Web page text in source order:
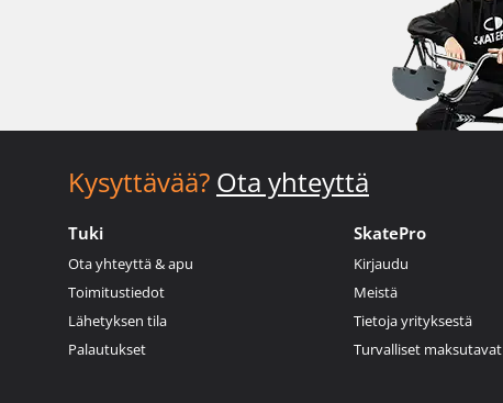
Kysyttävää? Ota yhteyttä
Tuki
Ota yhteyttä & apu
Toimitustiedot
Lähetyksen tila
Palautukset
SkatePro
Kirjaudu
Meistä
Tietoja yrityksestä
Turvalliset maksutavat